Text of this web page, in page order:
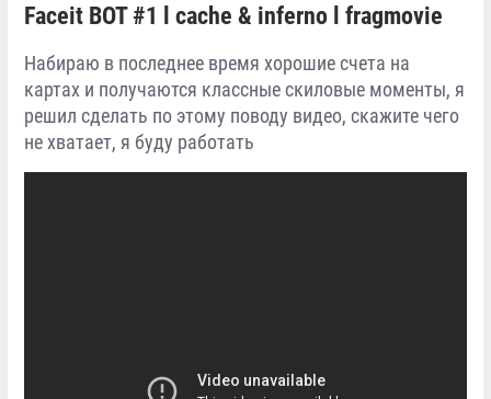
Faceit BOT #1 l cache & inferno l fragmovie
Набираю в последнее время хорошие счета на
картах и получаются классные скиловые моменты, я
решил сделать по этому поводу видео, скажите чего
не хватает, я буду работать